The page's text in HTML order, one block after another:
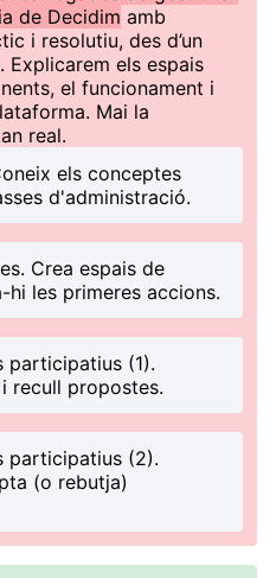
de Decidim amb
i resolutiu, des d’un
els espais
el funcionament i
Mai la
real.
els conceptes
d'administració.
Crea espais de
les primeres accions.
participatius (1).
recull propostes.
participatius (2).
(o rebutja)